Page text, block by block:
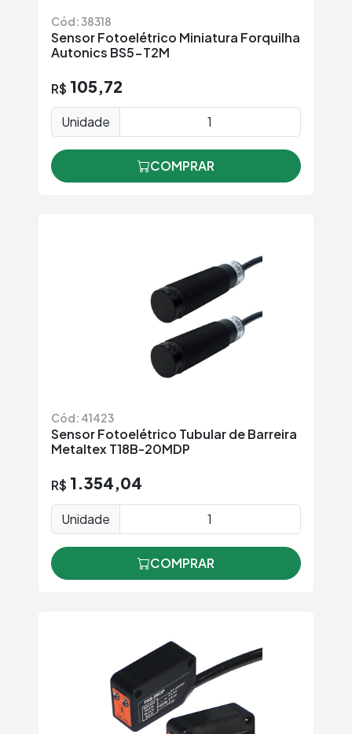
Cód: 38318
Sensor Fotoelétrico Miniatura Forquilha
Autonics BS5-T2M
R$ 105,72
Unidade
COMPRAR
Cód: 41423
Sensor Fotoelétrico Tubular de Barreira
Metaltex T18B-20MDP
R$ 1.354,04
Unidade
COMPRAR